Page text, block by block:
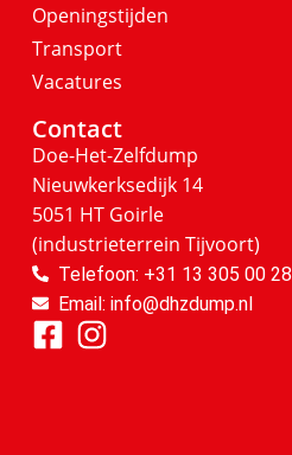
Openingstijden
Transport
Vacatures
Contact
Doe-Het-Zelfdump
Nieuwkerksedijk 14
5051 HT Goirle
(industrieterrein Tijvoort)
Telefoon: +31 13 305 00 28
Email: info@dhzdump.nl